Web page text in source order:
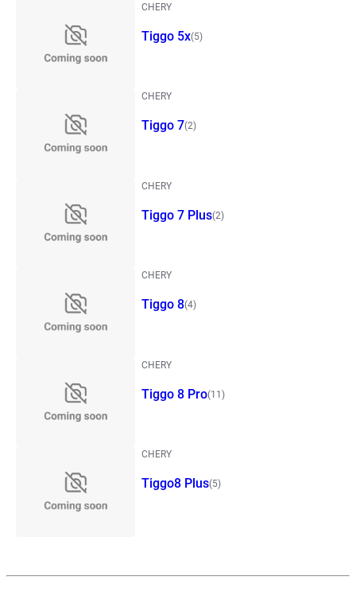
CHERY
Tiggo 5x(5)
CHERY
Tiggo 7(2)
CHERY
Tiggo 7 Plus(2)
CHERY
Tiggo 8(4)
CHERY
Tiggo 8 Pro(11)
CHERY
Tiggo8 Plus(5)